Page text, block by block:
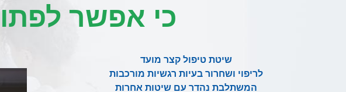
כי אפשר
שיטת טיפול קצר מועד
לריפוי ושחרור בעיות רגשיות מורכבות
המשתלבת נהדר עם שיטות אחרות